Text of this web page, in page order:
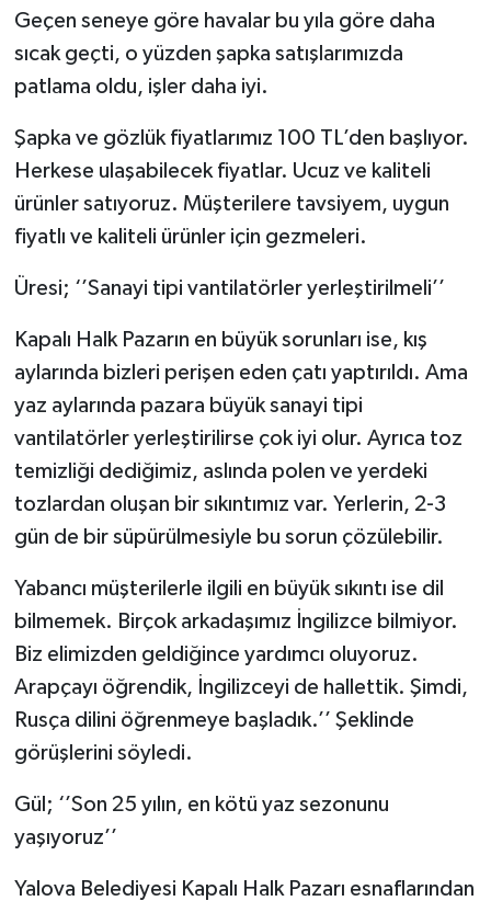
Geçen seneye göre havalar bu yıla göre daha
sıcak geçti, o yüzden şapka satışlarımızda
patlama oldu, işler daha iyi.
Şapka ve gözlük fiyatlarımız 100 TL’den başlıyor.
Herkese ulaşabilecek fiyatlar. Ucuz ve kaliteli
ürünler satıyoruz. Müşterilere tavsiyem, uygun
fiyatlı ve kaliteli ürünler için gezmeleri.
Üresi; ‘’Sanayi tipi vantilatörler yerleştirilmeli’’
Kapalı Halk Pazarın en büyük sorunları ise, kış
aylarında bizleri perişen eden çatı yaptırıldı. Ama
yaz aylarında pazara büyük sanayi tipi
vantilatörler yerleştirilirse çok iyi olur. Ayrıca toz
temizliği dediğimiz, aslında polen ve yerdeki
tozlardan oluşan bir sıkıntımız var. Yerlerin, 2-3
gün de bir süpürülmesiyle bu sorun çözülebilir.
Yabancı müşterilerle ilgili en büyük sıkıntı ise dil
bilmemek. Birçok arkadaşımız İngilizce bilmiyor.
Biz elimizden geldiğince yardımcı oluyoruz.
Arapçayı öğrendik, İngilizceyi de hallettik. Şimdi,
Rusça dilini öğrenmeye başladık.’’ Şeklinde
görüşlerini söyledi.
Gül; ‘’Son 25 yılın, en kötü yaz sezonunu
yaşıyoruz’’
Yalova Belediyesi Kapalı Halk Pazarı esnaflarından